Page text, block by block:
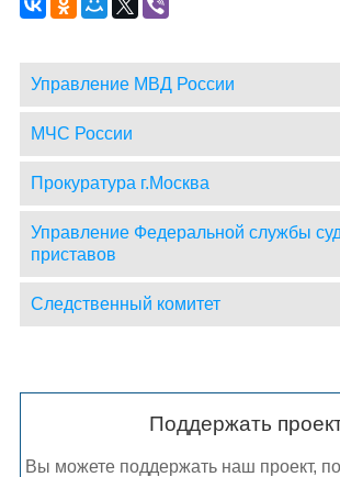
Управление МВД России
МЧС России
Прокуратура г.Москва
Управление Федеральной службы
приставов
Следственный комитет
Поддержать
Вы можете поддержать наш проект,